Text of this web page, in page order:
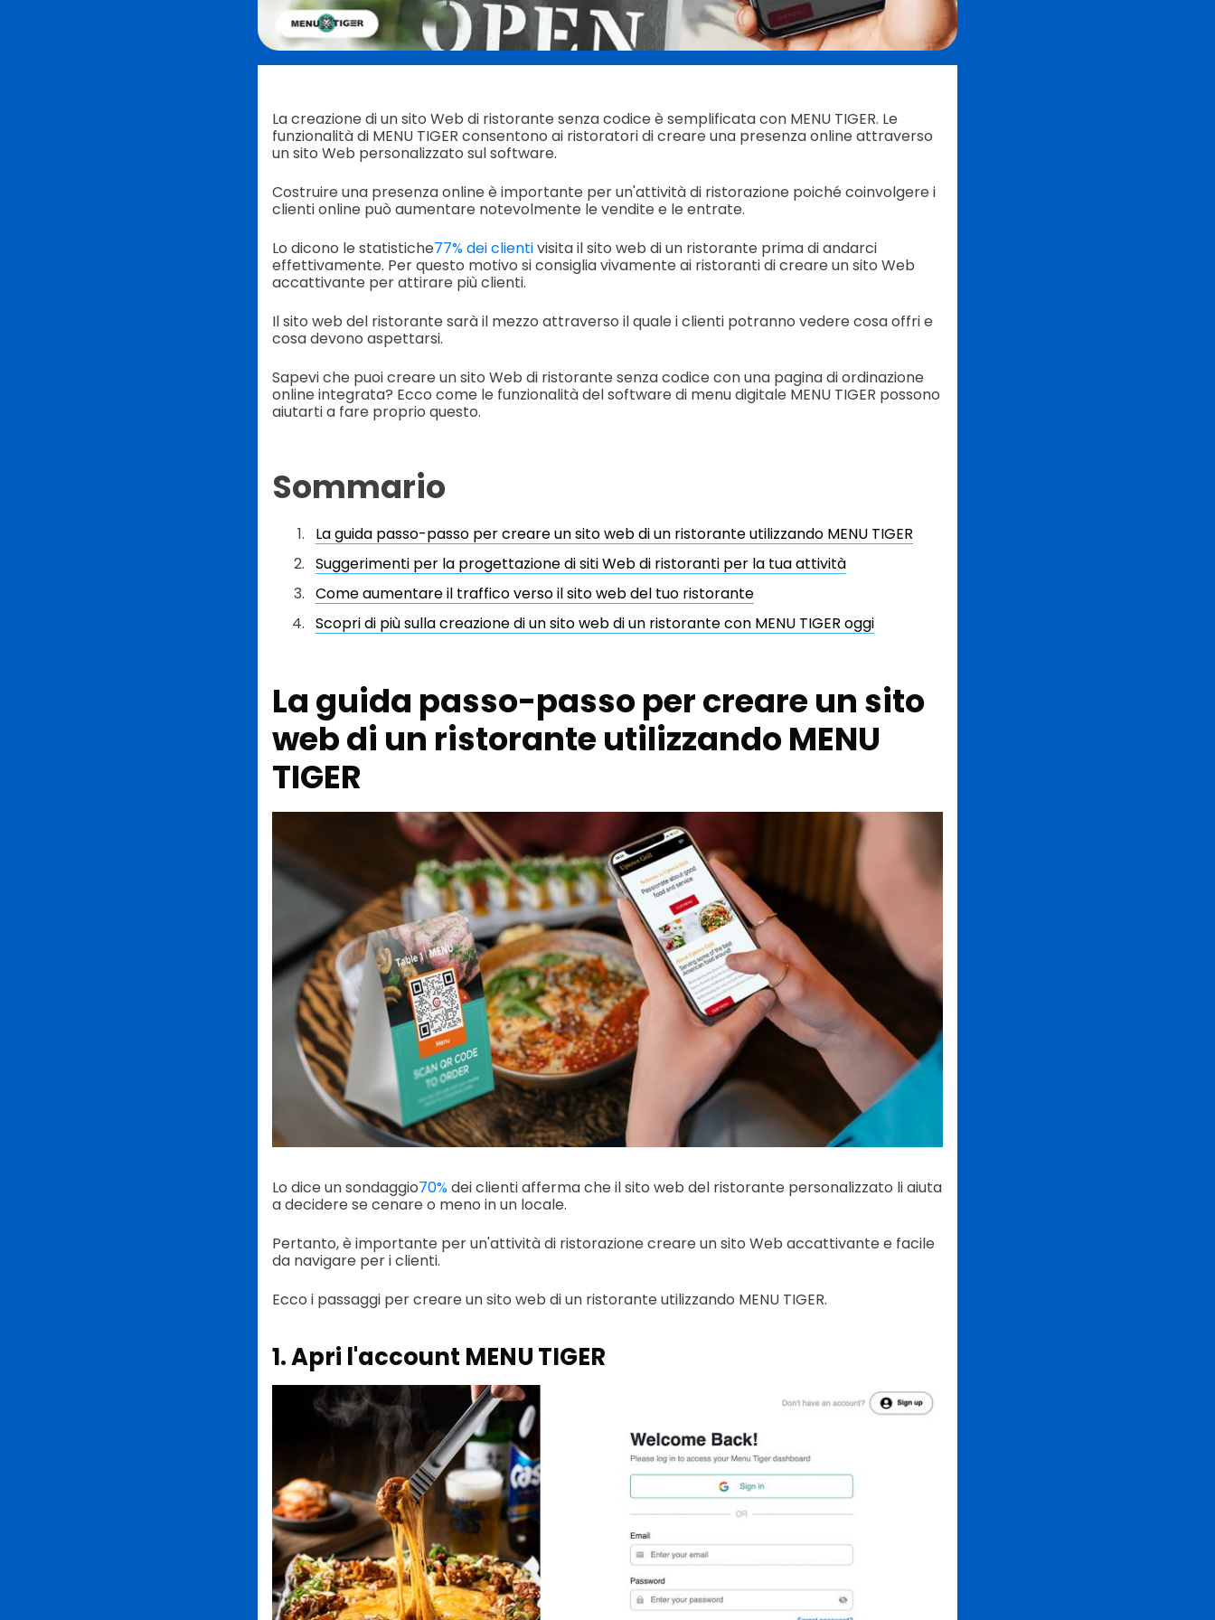
La creazione di un sito Web di ristorante senza codice è semplificata con MENU TIGER. Le
funzionalità di MENU TIGER consentono ai ristoratori di creare una presenza online attraverso
un sito Web personalizzato sul software.
Costruire una presenza online è importante per un'attività di ristorazione poiché coinvolgere i
clienti online può aumentare notevolmente le vendite e le entrate.
Lo dicono le statistiche77% dei clientivisita il sito web di un ristorante prima di andarci
effettivamente. Per questo motivo si consiglia vivamente ai ristoranti di creare un sito Web
accattivante per attirare più clienti.
Il sito web del ristorante sarà il mezzo attraverso il quale i clienti potranno vedere cosa offri e
cosa devono aspettarsi.
Sapevi che puoi creare un sito Web di ristorante senza codice con una pagina di ordinazione
online integrata? Ecco come le funzionalità del software di menu digitale MENU TIGER possono
aiutarti a fare proprio questo.
Sommario
La guida passo-passo per creare un sito web di un ristorante utilizzando MENU TIGER
Suggerimenti per la progettazione di siti Web di ristoranti per la tua attività
Come aumentare il traffico verso il sito web del tuo ristorante
Scopri di più sulla creazione di un sito web di un ristorante con MENU TIGER oggi
La guida passo-passo per creare un sito
web di un ristorante utilizzando MENU
TIGER
Lo dice un sondaggio70%dei clienti afferma che il sito web del ristorante personalizzato li aiuta
a decidere se cenare o meno in un locale.
Pertanto, è importante per un'attività di ristorazione creare un sito Web accattivante e facile
da navigare per i clienti.
Ecco i passaggi per creare un sito web di un ristorante utilizzando MENU TIGER.
1. Apri l'account MENU TIGER